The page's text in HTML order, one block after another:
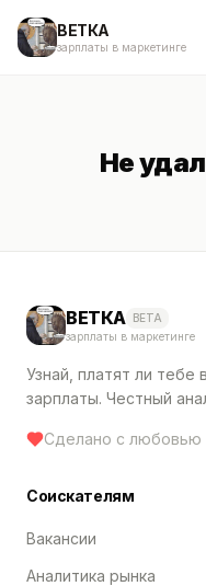
ВЕТКА
зарплаты в маркетинге
Не
ВЕТКА BETA
зарплаты в маркетинге
Узнай, платят ли тебе
зарплаты. Честный
Сделано с любовью
Соискателям
Вакансии
Аналитика рынка